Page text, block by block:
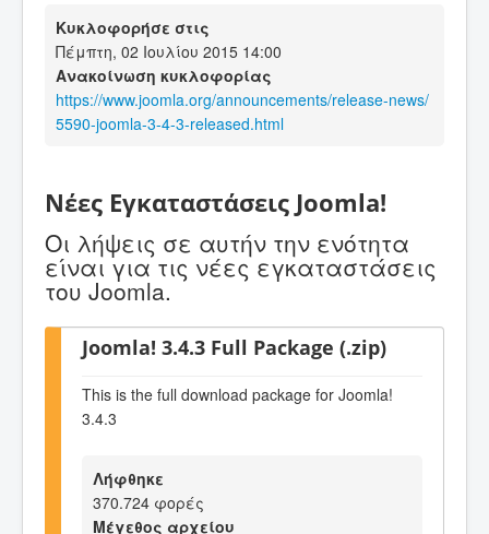
Κυκλοφορήσε στις
Πέμπτη, 02 Ιουλίου 2015 14:00
Ανακοίνωση κυκλοφορίας
https://www.joomla.org/announcements/release-news/
5590-joomla-3-4-3-released.html
Νέες Εγκαταστάσεις Joomla!
Οι λήψεις σε αυτήν την ενότητα
είναι για τις νέες εγκαταστάσεις
του Joomla.
Joomla! 3.4.3 Full Package (.zip)
This is the full download package for Joomla!
3.4.3
Λήφθηκε
370.724 φορές
Μέγεθος αρχείου